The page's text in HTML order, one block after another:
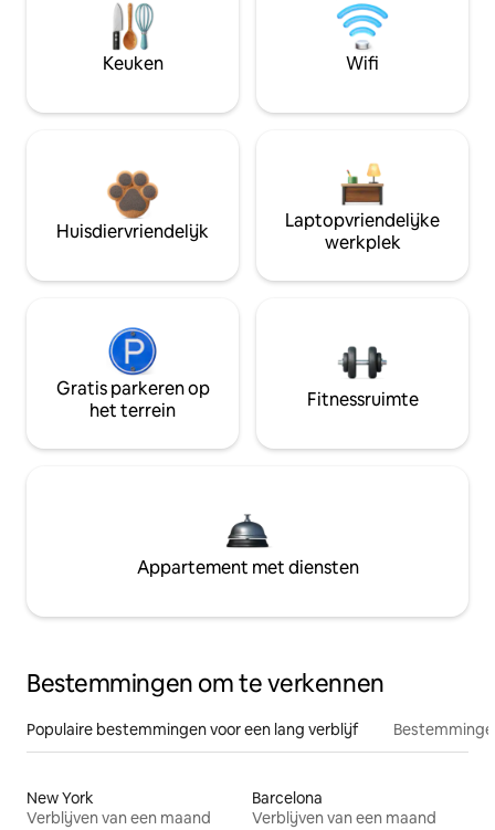
Keuken Wifi
Huisdiervriendelijk
Laptopvriendelijke
werkplek
Gratis parkeren op
het terrein
Fitnessruimte
Appartement met diensten
Bestemmingen om te verkennen
Populaire bestemmingen voor een lang verblijf
New York
Verblijven van een maand
Barcelona
Verblijven van een maand